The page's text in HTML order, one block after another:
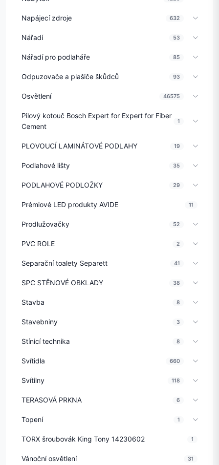
Napájecí zdroje 632
Nářadí 53
Nářadí pro podlaháře 85
Odpuzovače a plašiče škůdců 93
Osvětlení 46575
Pilový kotouč Bosch Expert for Expert for Fiber
Cement
1
PLOVOUCÍ LAMINÁTOVÉ PODLAHY 19
Podlahové lišty 35
PODLAHOVÉ PODLOŽKY 29
Prémiové LED produkty AVIDE 11
Prodlužovačky 52
PVC ROLE 2
Separační toalety Separett 41
SPC STĚNOVÉ OBKLADY 38
Stavba 8
Stavebniny 3
Stínicí technika 8
Svítidla 660
Svítilny 118
TERASOVÁ PRKNA 6
Topení 1
TORX šroubovák King Tony 14230602 1
Vánoční osvětlení 31